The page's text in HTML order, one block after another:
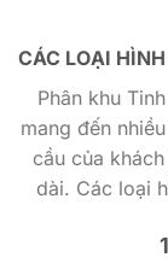
CÁC LOẠI
Phân khu
mang đến
cầu của
dài. Các loại